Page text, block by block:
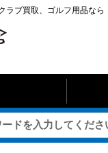
ラブ買取、ゴルフ用品